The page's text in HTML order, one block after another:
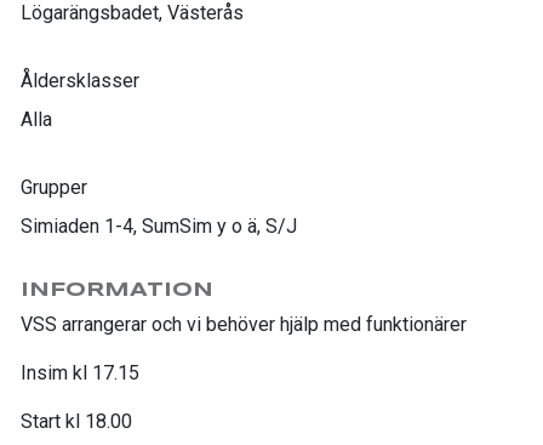
Lögarängsbadet, Västerås
Åldersklasser
Alla
Grupper
Simiaden 1-4, SumSim y o ä, S/J
INFORMATION
VSS arrangerar och vi behöver hjälp med funktionärer
Insim kl 17.15
Start kl 18.00